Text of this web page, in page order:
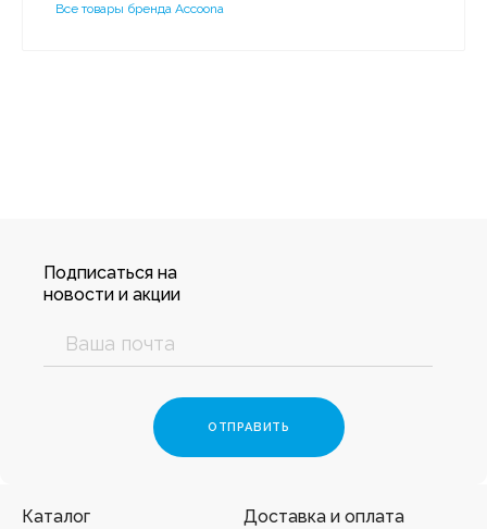
Все товары бренда Accoona
Подписаться на
новости и акции
Каталог Доставка и оплата